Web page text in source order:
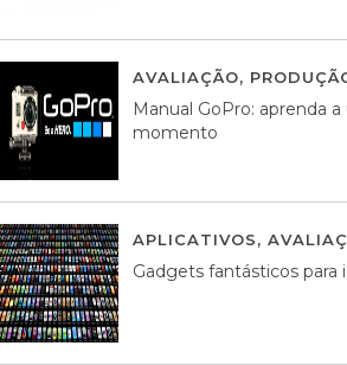
AVALIAÇÃO,
Manual GoPro: aprenda
momento
APLICATIVOS,
Gadgets fantásticos para